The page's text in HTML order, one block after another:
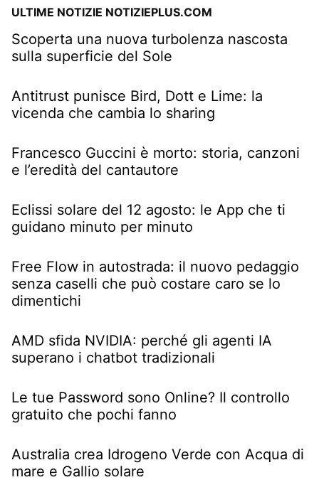
ULTIME NOTIZIE NOTIZIEPLUS.COM
Scoperta una nuova turbolenza nascosta
sulla superficie del Sole
Antitrust punisce Bird, Dott e Lime: la
vicenda che cambia lo sharing
Francesco Guccini è morto: storia, canzoni
e l’eredità del cantautore
Eclissi solare del 12 agosto: le App che ti
guidano minuto per minuto
Free Flow in autostrada: il nuovo pedaggio
senza caselli che può costare caro se lo
dimentichi
AMD sfida NVIDIA: perché gli agenti IA
superano i chatbot tradizionali
Le tue Password sono Online? Il controllo
gratuito che pochi fanno
Australia crea Idrogeno Verde con Acqua di
mare e Gallio solare